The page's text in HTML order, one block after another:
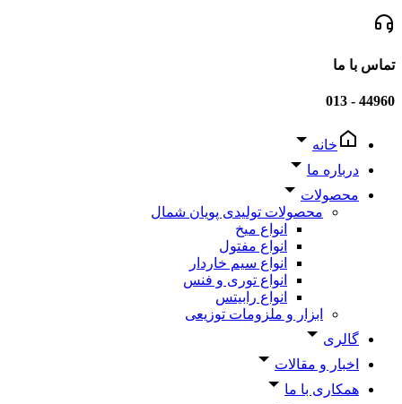
تماس با ما
44960 - 013
خانه
درباره ما
محصولات
محصولات تولیدی پویان شمال
انواع میخ
انواع مفتول
انواع سیم خاردار
انواع توری و فنس
انواع رابیتس
ابزار و ملزومات توزیعی
گالری
اخبار و مقالات
همکاری با ما